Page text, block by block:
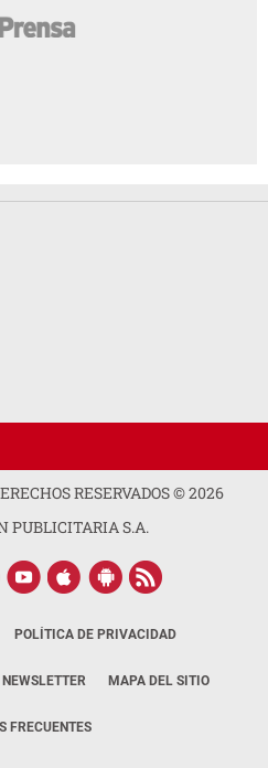
RESERVADOS ©2026
PUBLICITARIA S.A.
POLÍTICA DE PRIVACIDAD
NEWSLETTER MAPA DEL SITIO
FRECUENTES